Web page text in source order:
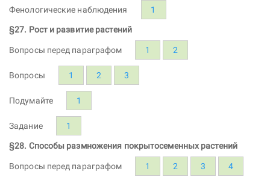
Фенологические наблюдения 1
§27. Рост и развитие растений
Вопросы перед параграфом 1 2
Вопросы 1 2 3
Подумайте 1
Задание 1
§28. Способы размножения покрытосеменных растений
Вопросы перед параграфом 1 2 3 4